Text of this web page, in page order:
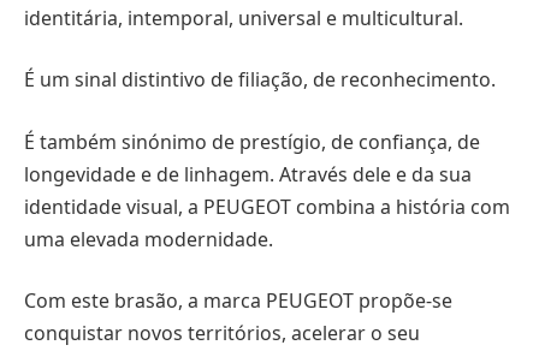
identitária, intemporal, universal e multicultural.
É um sinal distintivo de filiação, de reconhecimento.
É também sinónimo de prestígio, de confiança, de
longevidade e de linhagem. Através dele e da sua
identidade visual, a PEUGEOT combina a história com
uma elevada modernidade.
Com este brasão, a marca PEUGEOT propõe-se
conquistar novos territórios, acelerar o seu